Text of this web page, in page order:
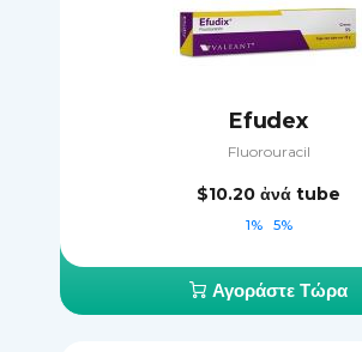
Efudex
Fluorouracil
$10.20 ἀνά tube
1% 5%
Αγοράστε Τώρα